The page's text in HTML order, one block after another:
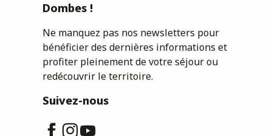
Dombes !
Ne manquez pas nos newsletters pour
bénéficier des dernières informations et
profiter pleinement de votre séjour ou
redécouvrir le territoire.
Suivez-nous